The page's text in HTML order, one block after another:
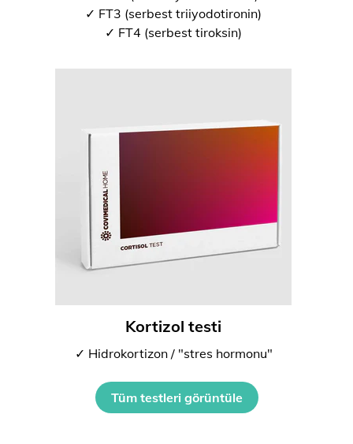
✓ FT3 (serbest triiyodotironin)
✓ FT4 (serbest tiroksin)
Kortizol testi
✓ Hidrokortizon / "stres hormonu"
Tüm testleri görüntüle